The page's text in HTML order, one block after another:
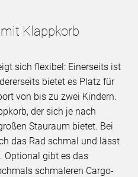
Klappkorb
sich flexibel: Einerseits ist
bietet es Platz für
von bis zu zwei Kindern.
der sich je nach
Stauraum bietet. Bei
das Rad schmal und lässt
Optional gibt es das
schmaleren Cargo-